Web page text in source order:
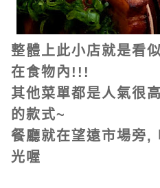
整體上此小店就是看
在食物內!!!
其他菜單都是人氣很
的款式~
餐廳就在望遠市場旁,
光喔